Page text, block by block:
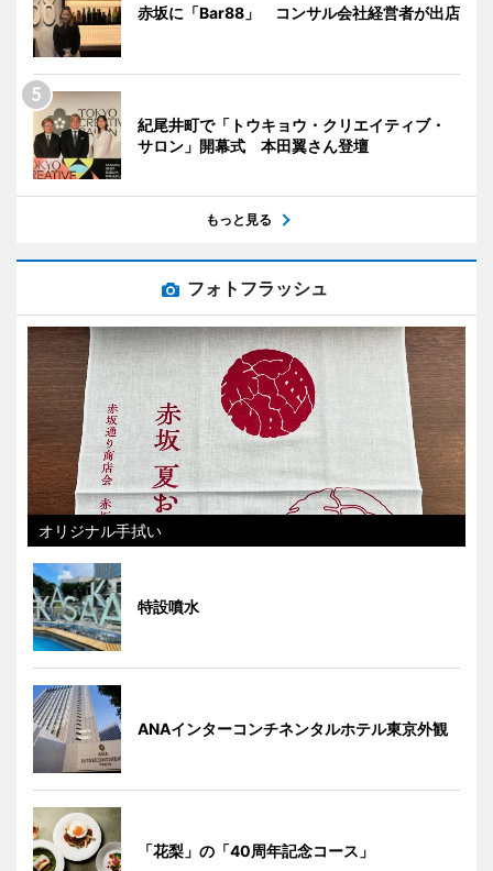
赤坂に「Bar88」 コンサル会社経営者が出店
紀尾井町で「トウキョウ・クリエイティブ・
サロン」開幕式 本田翼さん登壇
もっと見る
フォトフラッシュ
オリジナル手拭い
特設噴水
ANAインターコンチネンタルホテル東京外観
「花梨」の「40周年記念コース」